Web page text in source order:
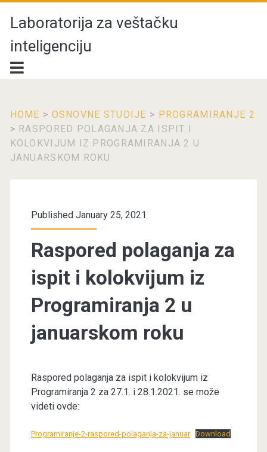
Laboratorija za veštačku
inteligenciju
HOME > OSNOVNE STUDIJE > PROGRAMIRANJE 2
> RASPORED POLAGANJA ZA ISPIT I
KOLOKVIJUM IZ PROGRAMIRANJA 2 U
JANUARSKOM ROKU
Published January 25, 2021
Raspored polaganja za
ispit i kolokvijum iz
Programiranja 2 u
januarskom roku
Raspored polaganja za ispit i kolokvijum iz
Programiranja 2 za 27.1. i 28.1.2021. se može
videti ovde:
Programiranje-2-raspored-polaganja-za-januar Download